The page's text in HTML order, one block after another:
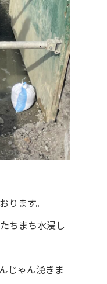
ります。
ちまち水浸し
じゃん湧きま